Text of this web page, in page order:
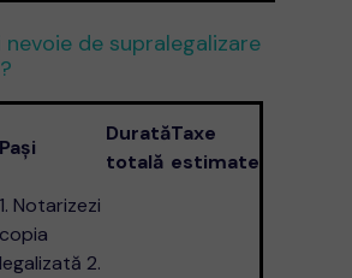
nevoie de supralegalizare
Pași
Durată
totală
Taxe
estimate
1. Notarizezi
copia
legalizată 2.